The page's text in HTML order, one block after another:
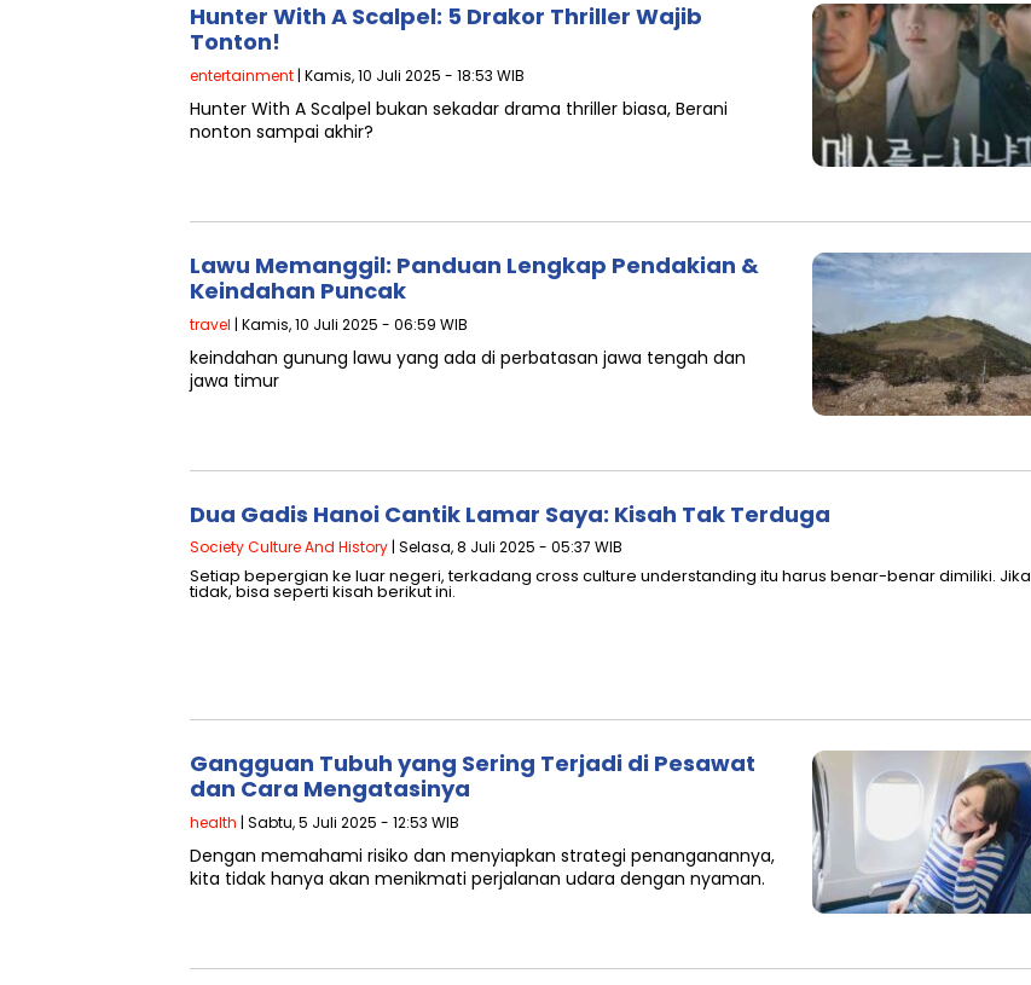
Hunter With A Scalpel: 5 Drakor Thriller Wajib
Tonton!
entertainment | Kamis, 10 Juli 2025 - 18:53 WIB
Hunter With A Scalpel bukan sekadar drama thriller biasa, Berani
nonton sampai akhir?
Lawu Memanggil: Panduan Lengkap Pendakian &
Keindahan Puncak
travel | Kamis, 10 Juli 2025 - 06:59 WIB
keindahan gunung lawu yang ada di perbatasan jawa tengah dan
jawa timur
Dua Gadis Hanoi Cantik Lamar Saya: Kisah Tak Terduga
Society Culture And History | Selasa, 8 Juli 2025 - 05:37 WIB
Setiap bepergian ke luar negeri, terkadang cross culture understanding itu harus benar-benar dimiliki. Jika
tidak, bisa seperti kisah berikut ini.
Gangguan Tubuh yang Sering Terjadi di Pesawat
dan Cara Mengatasinya
health | Sabtu, 5 Juli 2025 - 12:53 WIB
Dengan memahami risiko dan menyiapkan strategi penanganannya,
kita tidak hanya akan menikmati perjalanan udara dengan nyaman.